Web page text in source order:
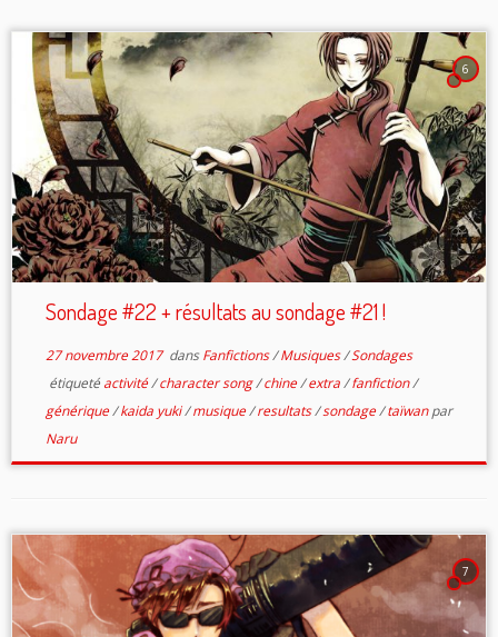
6
Sondage #22 + résultats au sondage #21 !
27 novembre 2017dansFanfictions/Musiques/Sondages
étiqueté activité/character song/chine/extra/fanfiction/
générique/kaida yuki/musique/resultats/sondage/taïwanpar
Naru
7